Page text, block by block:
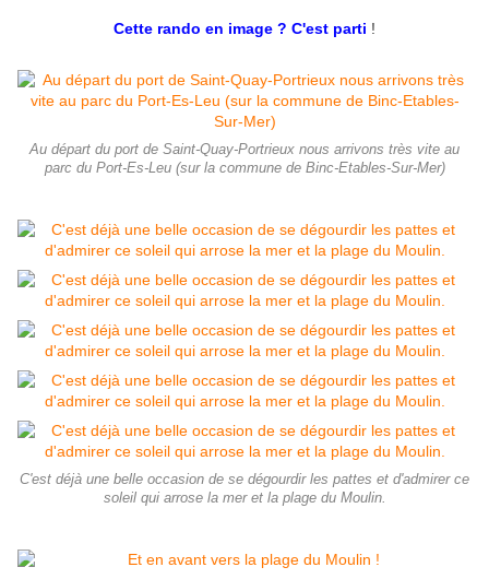
Cette rando en image ? C'est parti !
Au départ du port de Saint-Quay-Portrieux nous arrivons très vite au
parc du Port-Es-Leu (sur la commune de Binc-Etables-Sur-Mer)
C'est déjà une belle occasion de se dégourdir les pattes et d'admirer ce
soleil qui arrose la mer et la plage du Moulin.